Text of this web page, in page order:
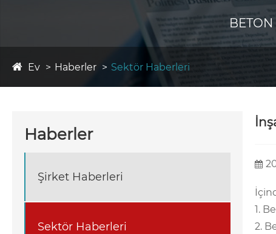
Ev Haberler Sektör Haberleri
Haberler
Şirket Haberleri
Sektör Haberleri
1.
2.